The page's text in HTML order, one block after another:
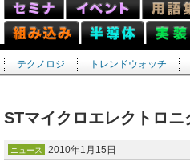
テクノロジ トレンドウォッチ
STマイクロエレクトロ
ニュース 2010年1月15日